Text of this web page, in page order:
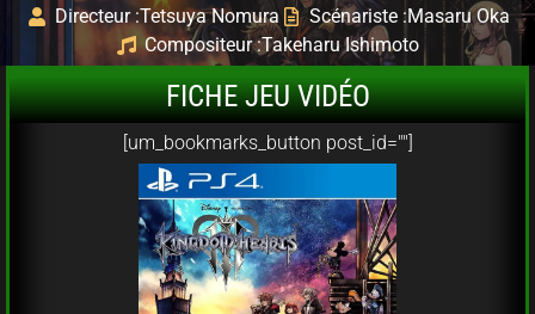
Directeur :Tetsuya Nomura Scénariste :Masaru Oka
Compositeur :Takeharu Ishimoto
FICHE JEU VIDÉO
[um_bookmarks_button post_id=""]